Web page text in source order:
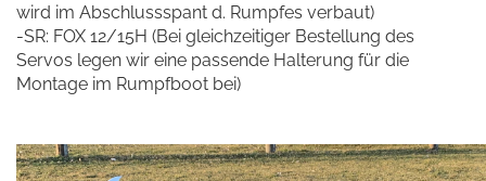
wird im Abschlussspant d. Rumpfes verbaut)
-SR: FOX 12/15H (Bei gleichzeitiger Bestellung des
Servos legen wir eine passende Halterung für die
Montage im Rumpfboot bei)